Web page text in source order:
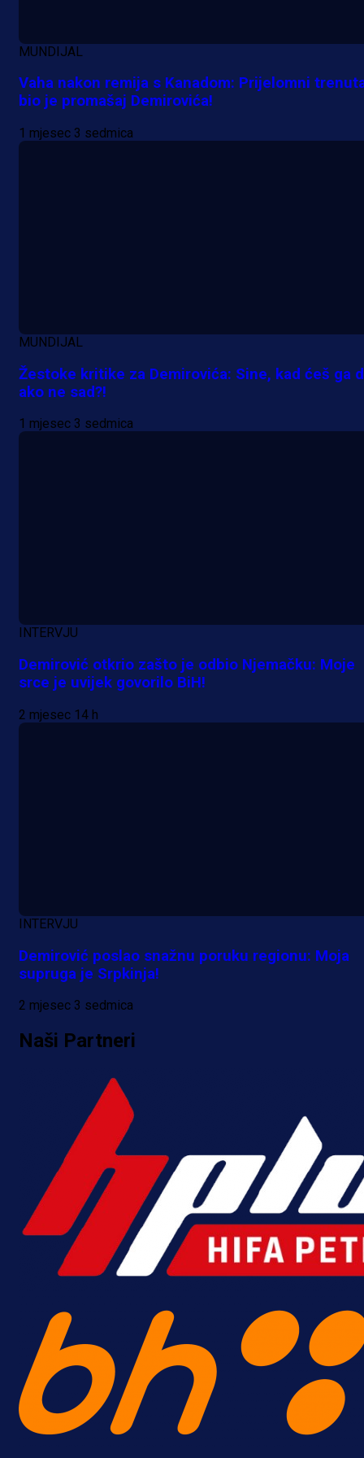
A Selekcija
Da li je selektor zadovoljan: Evo
je Barbarez rekao o transferu
Alajbegovića u Juventus!
MUNDIJAL
Vaha nakon remija s Kanadom: Prijelomni
bio je promašaj Demirovića!
1 mjesec 3 sedmica
MUNDIJAL
Žestoke kritike za Demirovića: Sine, kad ćeš ga
ako ne sad?!
1 mjesec 3 sedmica
INTERVJU
Demirović otkrio zašto je odbio Njemačku: Moje
srce je uvijek govorilo BiH!
2 mjesec 14 h
INTERVJU
Demirović poslao snažnu poruku regionu: Moja
supruga je Srpkinja!
2 mjesec 3 sedmica
Naši Partneri